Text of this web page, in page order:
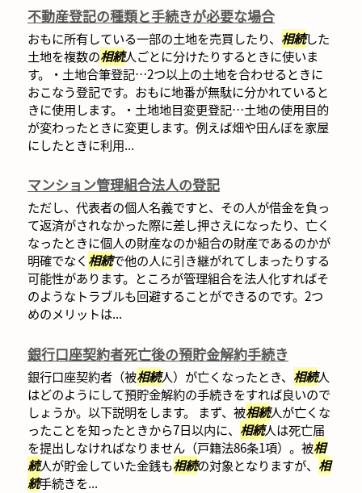
不動産登記の種類と手続きが必要な場合
おもに所有している一部の土地を売買したり、 相続した
土地を複数の相続人ごとに分けたりするときに使いま
す。・土地合筆登記…2つ以上の土地を合わせるときに
おこなう登記です。おもに地番が無駄に分かれていると
きに使用します。・土地地目変更登記…土地の使用目的
が変わったときに変更します。例えば畑や田んぼを家屋
にしたときに利用...
マンション管理組合法人の登記
ただし、代表者の個人名義ですと、その人が借金を負っ
て返済がされなかった際に差し押さえになったり、亡く
なったときに個人の財産なのか組合の財産であるのかが
明確でなく 相続で他の人に引き継がれてしまったりする
可能性があります。ところが管理組合を法人化すればそ
のようなトラブルも回避することができるのです。2つ
めのメリットは...
銀行口座契約者死亡後の預貯金解約手続き
銀行口座契約者（被相続人）が亡くなったとき、 相続人
はどのようにして預貯金解約の手続きをすれば良いので
しょうか。以下説明をします。 まず、被相続人が亡くな
ったことを知ったときから7日以内に、 相続人は死亡届
を提出しなければなりません（戸籍法86条1項）。被相
続人が貯金していた金銭も相続の対象となりますが、 相
続手続きを...